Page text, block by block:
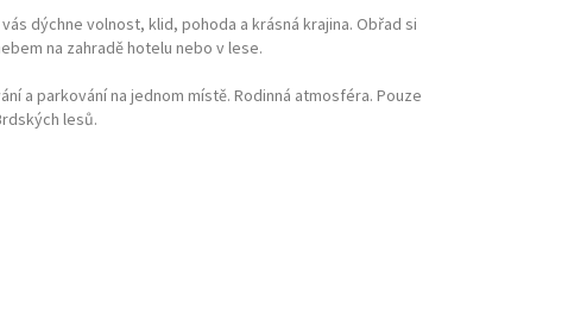
dýchne volnost, klid, pohoda a krásná krajina. Obřad si
na zahradě hotelu nebo v lese.
a parkování na jednom místě. Rodinná atmosféra. Pouze
lesů.